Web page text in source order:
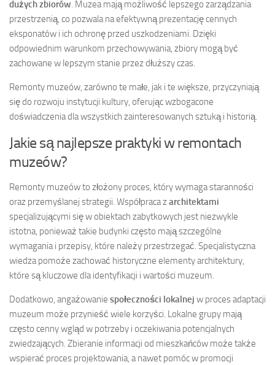
dużych zbiorów. Muzea mają możliwość lepszego zarządzania
przestrzenią, co pozwala na efektywną prezentację cennych
eksponatów i ich ochronę przed uszkodzeniami. Dzięki
odpowiednim warunkom przechowywania, zbiory mogą być
zachowane w lepszym stanie przez dłuższy czas.
Remonty muzeów, zarówno te małe, jak i te większe, przyczyniają
się do rozwoju instytucji kultury, oferując wzbogacone
doświadczenia dla wszystkich zainteresowanych sztuką i historią.
Jakie są najlepsze praktyki w remontach
muzeów?
Remonty muzeów to złożony proces, który wymaga staranności
oraz przemyślanej strategii. Współpraca zarchitektami
specjalizującymi się w obiektach zabytkowych jest niezwykle
istotna, ponieważ takie budynki często mają szczególne
wymagania i przepisy, które należy przestrzegać. Specjalistyczna
wiedza pomoże zachować historyczne elementy architektury,
które są kluczowe dla identyfikacji i wartości muzeum.
Dodatkowo, angażowanie społeczności lokalnej w proces adaptacji
muzeum może przynieść wiele korzyści. Lokalne grupy mają
często cenny wgląd w potrzeby i oczekiwania potencjalnych
zwiedzających. Zbieranie informacji od mieszkańców może także
wspierać proces projektowania, a nawet pomóc w promocji